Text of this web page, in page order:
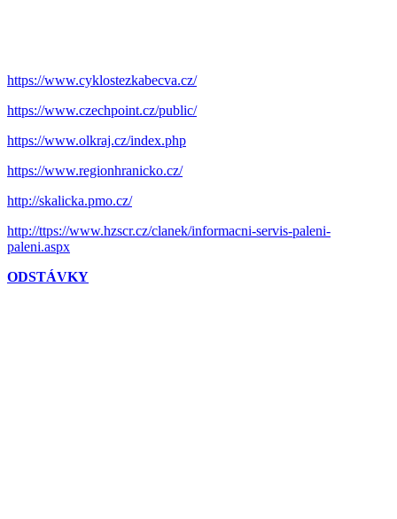
https://www.cyklostezkabecva.cz/
https://www.czechpoint.cz/public/
https://www.olkraj.cz/index.php
https://www.regionhranicko.cz/
http://skalicka.pmo.cz/
http://ttps://www.hzscr.cz/clanek/informacni-servis-paleni-
paleni.aspx
ODSTÁVKY